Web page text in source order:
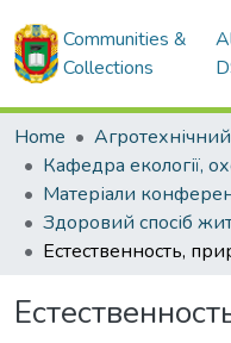
Communities &
Collections
Home